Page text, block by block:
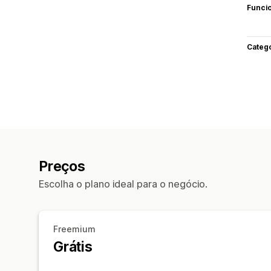
Preços
Escolha o plano ideal para o negócio.
Freemium
Grátis